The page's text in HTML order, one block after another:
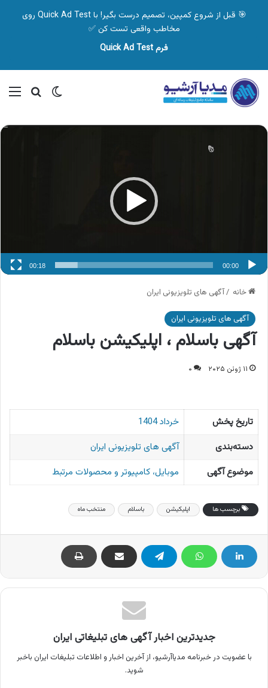
🎯 قبل از شروع کمپین، تصمیم درست بگیر! با Quick Ad Test روی
مخاطب واقعی تست کن ✅
فرم Quick Ad Test
تغییر پوسته
نمایشگر
ویدیو
00:00
00:18
خانه /آگهی های تلویزیونی ایران
آگهی های تلویزیونی ایران
آگهی باسلام ، اپلیکیشن باسلام
۱۱ ژوئن ۲۰۲۵ ۰
تاریخ پخش
خرداد 1404
دسته‌بندی
آگهی های تلویزیونی ایران
موضوع آگهی
موبایل، کامپیوتر و محصولات مرتبط
برچسب ها اپلیکیشن باسلام منتخب ماه
جدیدترین اخبار آگهی های تبلیغاتی ایران
با عضویت در خبرنامه مدیاآرشیو، از آخرین اخبار و اطلاعات تبلیغات ایران باخبر
شوید.